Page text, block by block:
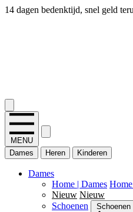
14 dagen bedenktijd, snel geld
MENU
Dames
Heren Kinderen
Dames
Home | Dames
Nieuw Nieuw
Schoenen
Schoenen